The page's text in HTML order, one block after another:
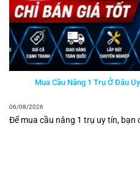
Mua Cầu Nâng 1 Trụ Ở Đâu
06/08/2026
Để mua cầu nâng 1 trụ uy tín, bạn